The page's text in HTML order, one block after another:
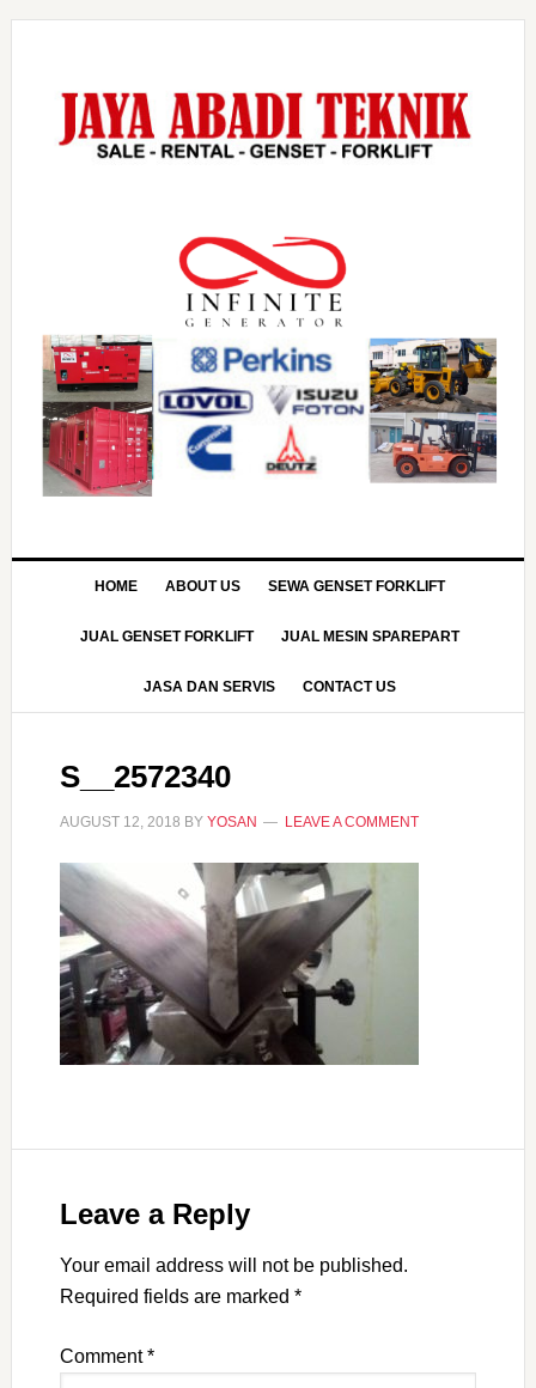
HOME ABOUT US SEWA GENSET FORKLIFT
JUAL GENSET FORKLIFT JUAL MESIN SPAREPART
JASA DAN SERVIS CONTACT US
S__2572340
AUGUST 12, 2018 BY YOSAN LEAVE A COMMENT
Leave a Reply
Your email address will not be published.
Required fields are marked *
Comment*